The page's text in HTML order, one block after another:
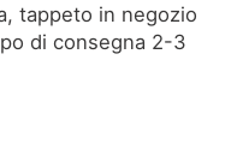
tappeto in negozio
di consegna 2-3